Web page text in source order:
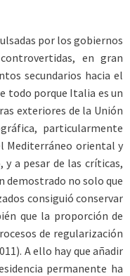
por los gobiernos
en gran
secundarios hacia el
todo porque Italia es un
exteriores de la Unión
particularmente
Mediterráneo oriental y
y a pesar de las críticas,
demostrado no solo que
consiguió conservar
que la proporción de
de regularización
A ello hay que añadir
permanente ha